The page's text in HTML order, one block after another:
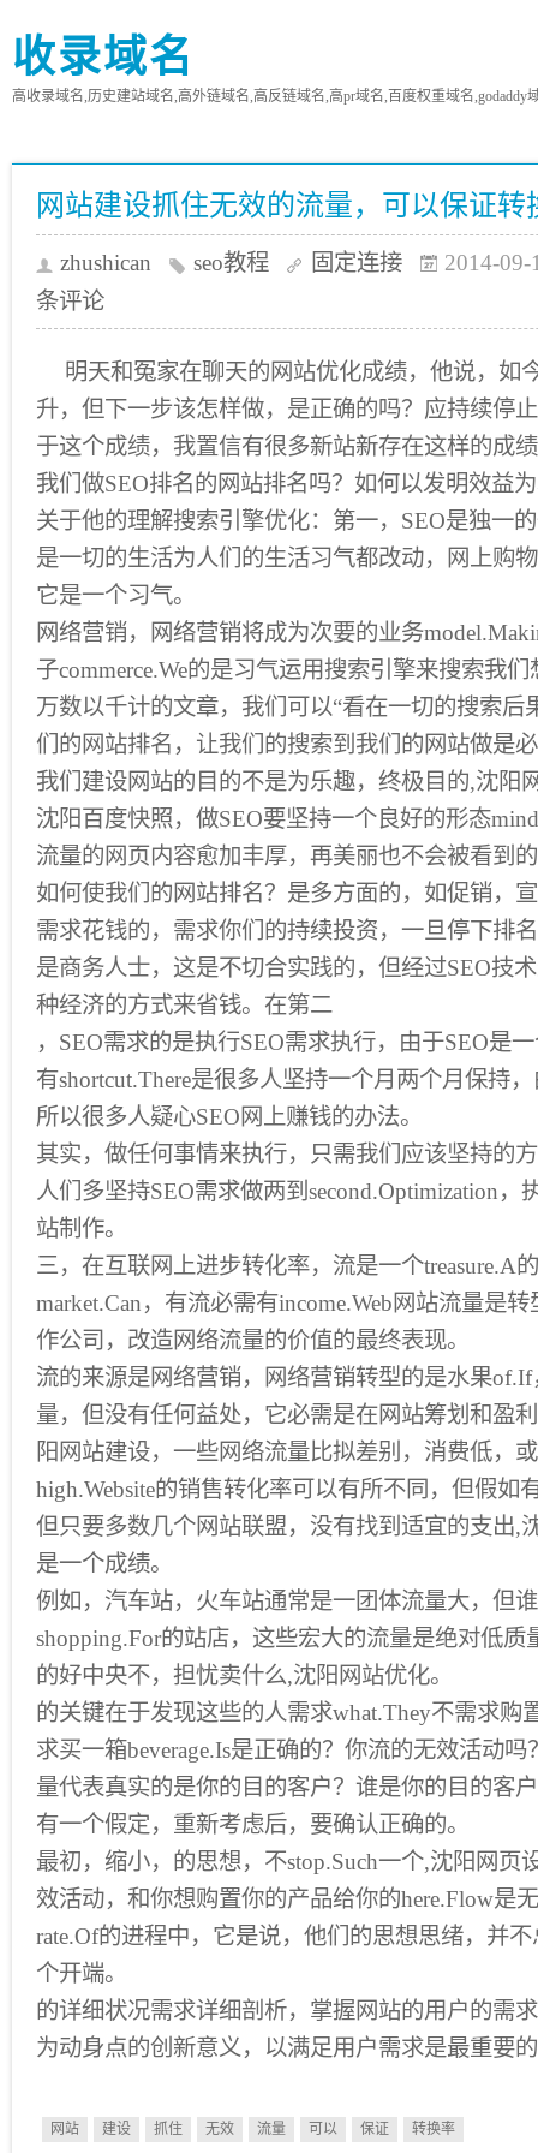
收录域名
高收录域名,历史建站域名,高外链域名,高反链域名,高pr域名,百度权重域名,godaddy
网站建设抓住无效的流量，可以保证转
zhushican seo教程 固定连接
2014-09-
条评论
明天和冤家在聊天的网站优化成绩，他说，如
升，但下一步该怎样做，是正确的吗？应持续停
于这个成绩，我置信有很多新站新存在这样的成
我们做SEO排名的网站排名吗？如何以发明效益
关于他的理解搜索引擎优化：第一，SEO是独一
是一切的生活为人们的生活习气都改动，网上购
它是一个习气。
网络营销，网络营销将成为次要的业务
子commerce.We的是习气运用搜索引擎来搜索我
万数以千计的文章，我们可以“看在一切的搜索后
们的网站排名，让我们的搜索到我们的网站做是
我们建设网站的目的不是为乐趣，终极目的,沈阳
沈阳百度快照，做SEO要坚持一个良好的形态
流量的网页内容愈加丰厚，再美丽也不会被看到
如何使我们的网站排名？是多方面的，如促销，
需求花钱的，需求你们的持续投资，一旦停下排
是商务人士，这是不切合实践的，但经过SEO技
种经济的方式来省钱。在第二
，SEO需求的是执行SEO需求执行，由于SEO是
有shortcut.There是很多人坚持一个月两个月保持
所以很多人疑心SEO网上赚钱的办法。
其实，做任何事情来执行，只需我们应该坚持的
人们多坚持SEO需求做两到second.Optimization，
站制作。
三，在互联网上进步转化率，流是一个treasure.A
market.Can，有流必需有income.Web网站流量是
作公司，改造网络流量的价值的最终表现。
流的来源是网络营销，网络营销转型的是水果
量，但没有任何益处，它必需是在网站筹划和盈
阳网站建设，一些网络流量比拟差别，消费低，
high.Website的销售转化率可以有所不同，但假如
但只要多数几个网站联盟，没有找到适宜的支出,
是一个成绩。
例如，汽车站，火车站通常是一团体流量大，但
shopping.For的站店，这些宏大的流量是绝对低
的好中央不，担忧卖什么,沈阳网站优化。
的关键在于发现这些的人需求what.They不需求购
求买一箱beverage.Is是正确的？你流的无效活动
量代表真实的是你的目的客户？谁是你的目的客
有一个假定，重新考虑后，要确认正确的。
最初，缩小，的思想，不stop.Such一个,沈阳网页
效活动，和你想购置你的产品给你的here.Flow是
rate.Of的进程中，它是说，他们的思想思绪，并
个开端。
的详细状况需求详细剖析，掌握网站的用户的需
为动身点的创新意义，以满足用户需求是最重要
网站 建设 抓住 无效 流量 可以 保证 转换率